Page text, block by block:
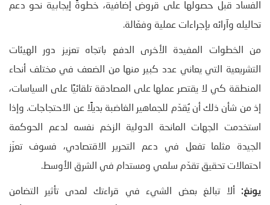
الفساد قبل حصولها على قروض إضافية، خطوةً إيجابية نحو دعم
تحاليله وآرائه بإجراءات عملية وفعّالة.
من الخطوات المفيدة الأخرى الدفع باتجاه تعزيز دور الهيئات
التشريعية التي يعاني عدد كبير منها من الضعف في مختلف أنحاء
المنطقة كي لا يقتصر عملها على المصادقة تلقائيًا على السياسات،
إذ من شأن ذلك أن يُقدّم للجماهير الغاضبة بديلًا عن الاحتجاجات. وإذا
استخدمت الجهات المانحة الدولية الزخم نفسه لدعم الحوكمة
الجيدة مثلما تفعل في دعم التحرير الاقتصادي، فسوف تعزّز
احتمالات تحقيق تقدّم سلمي ومستدام في الشرق الأوسط.
يونغ: ألا تبالغ بعض الشيء في قراءتك لمدى تأثير التضامن